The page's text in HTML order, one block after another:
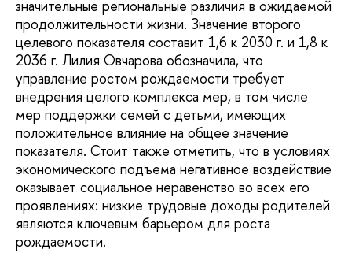
значительные региональные различия в ожидаемой
продолжительности жизни. Значение второго
целевого показателя составит 1,6 к 2030 г. и 1,8 к
2036 г. Лилия Овчарова обозначила, что
управление ростом рождаемости требует
внедрения целого комплекса мер, в том числе
мер поддержки семей с детьми, имеющих
положительное влияние на общее значение
показателя. Стоит также отметить, что в условиях
экономического подъема негативное воздействие
оказывает социальное неравенство во всех его
проявлениях: низкие трудовые доходы родителей
являются ключевым барьером для роста
рождаемости.